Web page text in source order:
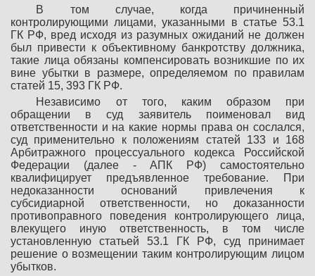
В том случае, когда причиненный
контролирующими лицами, указанными в статье 53.1
ГК РФ, вред исходя из разумных ожиданий не должен
был привести к объективному банкротству должника,
такие лица обязаны компенсировать возникшие по их
вине убытки в размере, определяемом по правилам
статей 15, 393 ГК РФ.
Независимо от того, каким образом при
обращении в суд заявитель поименовал вид
ответственности и на какие нормы права он сослался,
суд применительно к положениям статей 133 и 168
Арбитражного процессуального кодекса Российской
Федерации (далее - АПК РФ) самостоятельно
квалифицирует предъявленное требование. При
недоказанности оснований привлечения к
субсидиарной ответственности, но доказанности
противоправного поведения контролирующего лица,
влекущего иную ответственность, в том числе
установленную статьей 53.1 ГК РФ, суд принимает
решение о возмещении таким контролирующим лицом
убытков.